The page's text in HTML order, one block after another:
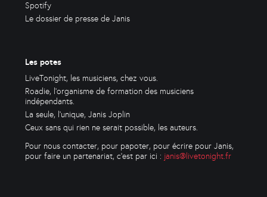
Spotify
Le dossier de presse de Janis
Les potes
LiveTonight, les musiciens, chez vous.
Roadie, l'organisme de formation des musiciens
indépendants.
La seule, l'unique, Janis Joplin
Ceux sans qui rien ne serait possible, les auteurs.
Pour nous contacter, pour papoter, pour écrire pour Janis,
pour faire un partenariat, c'est par ici : janis@livetonight.fr